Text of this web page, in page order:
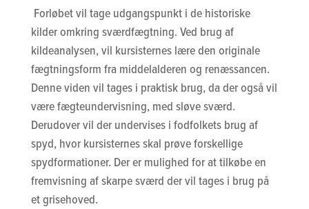
Forløbet vil tage udgangspunkt i de historiske
kilder omkring sværdfægtning. Ved brug af
kildeanalysen, vil kursisternes lære den originale
fægtningsform fra middelalderen og renæssancen.
Denne viden vil tages i praktisk brug, da der også vil
være fægteundervisning, med sløve sværd.
Derudover vil der undervises i fodfolkets brug af
spyd, hvor kursisternes skal prøve forskellige
spydformationer. Der er mulighed for at tilkøbe en
fremvisning af skarpe sværd der vil tages i brug på
et grisehoved.